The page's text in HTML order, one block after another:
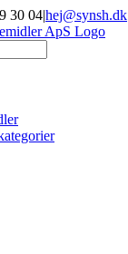
30 04|hej@synsh.dk